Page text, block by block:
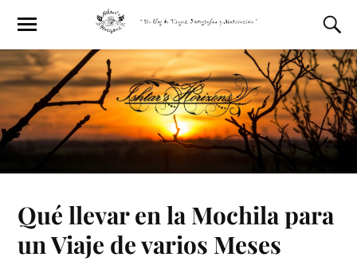
Qué llevar en la Mochila para
un Viaje de varios Meses